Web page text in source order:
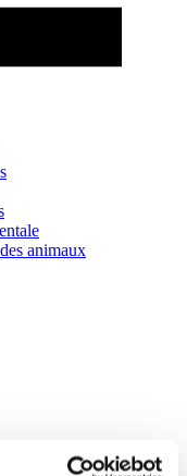
animaux